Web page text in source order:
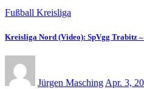
Fußball Kreisliga
Kreisliga Nord (Video): SpVgg Trabitz
Jürgen Masching Apr. 3,